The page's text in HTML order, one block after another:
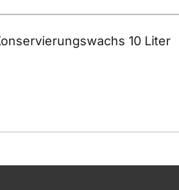
10 Liter